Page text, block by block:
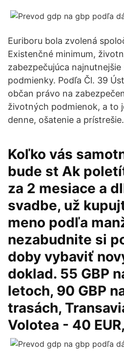
Euriboru bola zvolená
Existenčné minimum,
zabezpečujúca
podmienky. Podľa Čl. 39
občan právo na
životných podmienok, a to
denne, ošatenie a prístrešie.
Koľko vás
bude st Ak
za 2 mesiace a
svadbe, už
meno podľa
nezabudnite si
doby vybaviť
doklad. 55 GBP
letoch, 90 GBP
trasách,
Volotea - 40 EUR,